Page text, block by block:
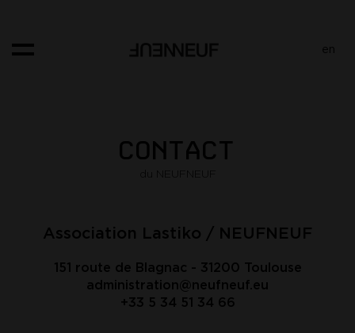
en
CONTACT
Association Lastiko / NEUFNEUF
151 route de Blagnac - 31200 Toulouse
administration@neufneuf.eu
+33 5 34 51 34 66